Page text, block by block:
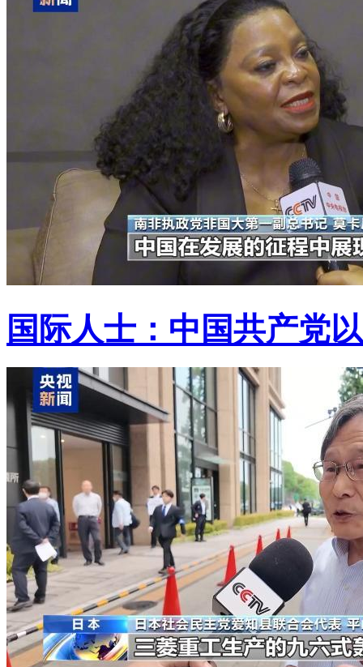
国际人士：中国共产党